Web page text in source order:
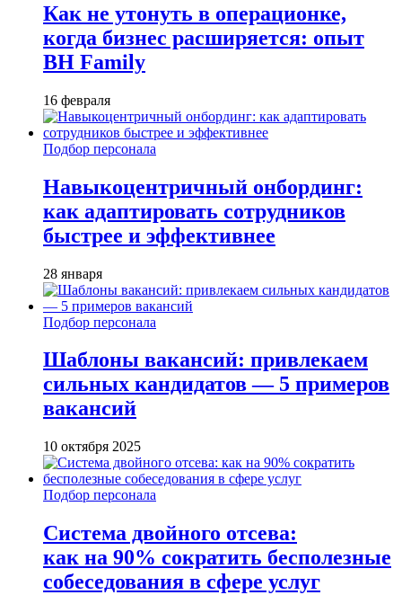
Как не утонуть в операционке,
когда бизнес расширяется: опыт
BH Family
16 февраля
Подбор персонала
Навыкоцентричный онбординг:
как адаптировать сотрудников
быстрее и эффективнее
28 января
Подбор персонала
Шаблоны вакансий: привлекаем
сильных кандидатов — 5 примеров
вакансий
10 октября 2025
Подбор персонала
Система двойного отсева:
как на 90% сократить бесполезные
собеседования в сфере услуг